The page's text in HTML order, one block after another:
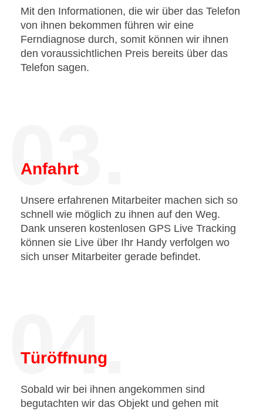
Mit den Informationen, die wir über das Telefon
von ihnen bekommen führen wir eine
Ferndiagnose durch, somit können wir ihnen
den voraussichtlichen Preis bereits über das
Telefon sagen.
03.
Anfahrt
Unsere erfahrenen Mitarbeiter machen sich so
schnell wie möglich zu ihnen auf den Weg.
Dank unseren kostenlosen GPS Live Tracking
können sie Live über Ihr Handy verfolgen wo
sich unser Mitarbeiter gerade befindet.
04.
Türöffnung
Sobald wir bei ihnen angekommen sind
begutachten wir das Objekt und gehen mit